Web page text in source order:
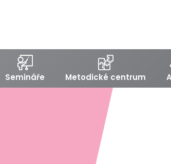
Semináře Metodické centrum